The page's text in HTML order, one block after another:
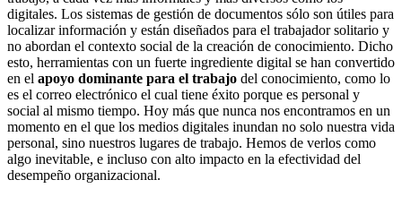
digitales. Los sistemas de gestión de documentos sólo son útiles para
localizar información y están diseñados para el trabajador solitario y
no abordan el contexto social de la creación de conocimiento. Dicho
esto, herramientas con un fuerte ingrediente digital se han convertido
en el apoyo dominante para el trabajo del conocimiento, como lo
es el correo electrónico el cual tiene éxito porque es personal y
social al mismo tiempo. Hoy más que nunca nos encontramos en un
momento en el que los medios digitales inundan no solo nuestra vida
personal, sino nuestros lugares de trabajo. Hemos de verlos como
algo inevitable, e incluso con alto impacto en la efectividad del
desempeño organizacional.